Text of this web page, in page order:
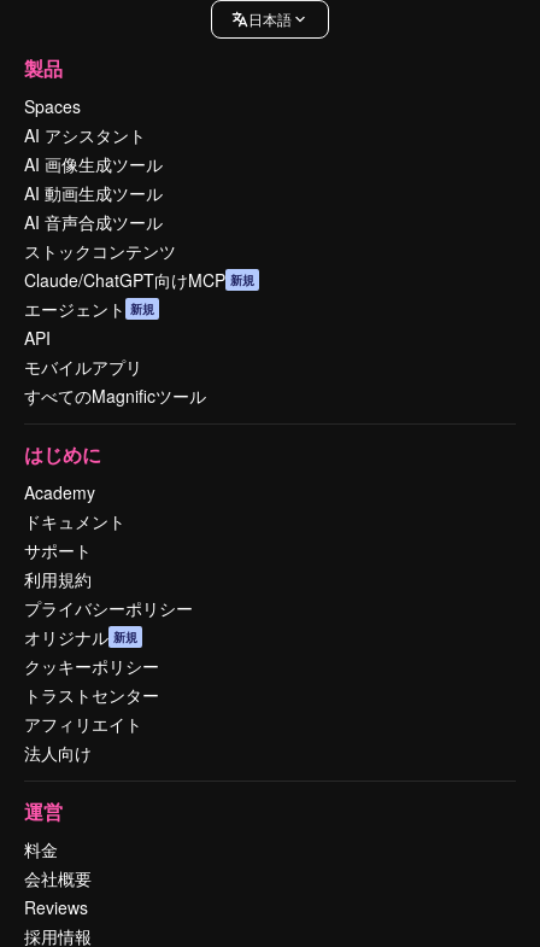
日本語
製品
Spaces
AI アシスタント
AI 画像生成ツール
AI 動画生成ツール
AI 音声合成ツール
ストックコンテンツ
Claude/ChatGPT向けMCP 新規
エージェント 新規
API
モバイルアプリ
すべてのMagnificツール
はじめに
Academy
ドキュメント
サポート
利用規約
プライバシーポリシー
オリジナル 新規
クッキーポリシー
トラストセンター
アフィリエイト
法人向け
運営
料金
会社概要
Reviews
採用情報